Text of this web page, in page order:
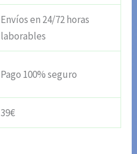
Envíos en 24/72 horas
laborables
Pago 100% seguro
39€